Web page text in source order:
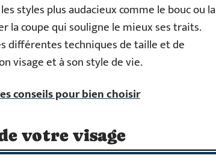
styles plus audacieux comme le bouc ou la
la coupe qui souligne le mieux ses traits.
différentes techniques de taille et de
visage et à son style de vie.
conseils pour bien choisir
votre visage